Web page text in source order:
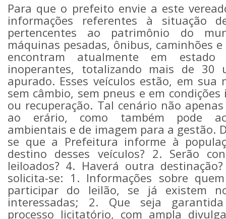
Para que o prefeito envie a este
informações referentes à situação
pertencentes ao patrimônio do
máquinas pesadas, ônibus, caminhões
encontram atualmente em
inoperantes, totalizando mais de 30
apurado. Esses veículos estão, em sua
sem câmbio, sem pneus e em
ou recuperação. Tal cenário não
ao erário, como também pode
ambientais e de imagem para a gestão.
se que a Prefeitura informe à
destino desses veículos? 2. Serão
leiloados? 4. Haverá outra
solicita-se: 1. Informações sobre
participar do leilão, se já existem
interessadas; 2. Que seja
processo licitatório, com ampla